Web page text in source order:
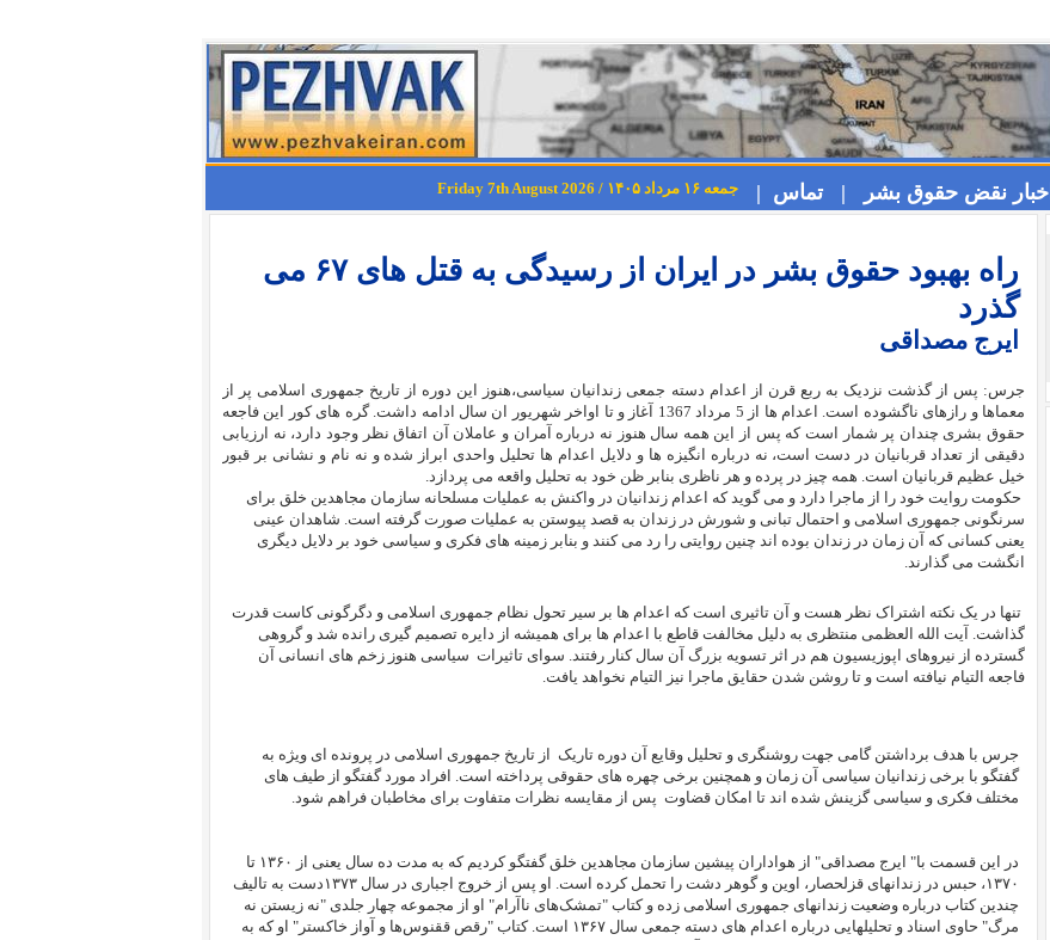
اخبار نقض حقوق بشر | تماس | جمعه ۱۶ مرداد ۱۴۰۵ / Friday 7th August 2026
راه بهبود حقوق بشر در ایران از رسیدگی به قتل های ۶٧ می
گذرد
ایرج مصداقی
جرس: پس از گذشت نزدیک به ربع قرن از اعدام دسته جمعی زندانیان سیاسی،هنوز این دوره از تاریخ جمهوری اسلامی پر از
معماها و رازهای ناگشوده است. اعدام ها از 5 مرداد 1367 آغاز و تا اواخر شهریور ان سال ادامه داشت. گره های کور این فاجعه
حقوق بشری چندان پر شمار است که پس از این همه سال هنوز نه درباره آمران و عاملان آن اتفاق نظر وجود دارد، نه ارزیابی
دقیقی از تعداد قربانیان در دست است، نه درباره انگیزه ها و دلایل اعدام ها تحلیل واحدی ابراز شده و نه نام و نشانی بر قبور
خیل عظیم قربانیان است. همه چیز در پرده و هر ناظری بنابر ظن خود به تحلیل واقعه می پردازد.
حکومت روایت خود را از ماجرا دارد و می گوید که اعدام زندانیان در واکنش به عملیات مسلحانه سازمان مجاهدین خلق برای
سرنگونی جمهوری اسلامی و احتمال تبانی و شورش در زندان به قصد پیوستن به عملیات صورت گرفته است. شاهدان عینی
یعنی کسانی که آن زمان در زندان بوده اند چنین روایتی را رد می کنند و بنابر زمینه های فکری و سیاسی خود بر دلایل دیگری
انگشت می گذارند.
تنها در یک نکته اشتراک نظر هست و آن تاثیری است که اعدام ها بر سیر تحول نظام جمهوری اسلامی و دگرگونی کاست قدرت
گذاشت. آیت الله العظمی منتظری به دلیل مخالفت قاطع با اعدام ها برای همیشه از دایره تصمیم گیری رانده شد و گروهی
گسترده از نیروهای اپوزیسیون هم در اثر تسویه بزرگ آن سال کنار رفتند. سوای تاثیرات سیاسی هنوز زخم های انسانی آن
فاجعه التیام نیافته است و تا روشن شدن حقایق ماجرا نیز التیام نخواهد یافت.
جرس با هدف برداشتن گامی جهت روشنگری و تحلیل وقایع آن دوره تاریک از تاریخ جمهوری اسلامی در پرونده ای ویژه به
گفتگو با برخی زندانیان سیاسی آن زمان و همچنین برخی چهره های حقوقی پرداخته است. افراد مورد گفتگو از طیف های
مختلف فکری و سیاسی گزینش شده اند تا امکان قضاوت پس از مقایسه نظرات متفاوت برای مخاطبان فراهم شود.
در این قسمت با" ایرج مصداقی" از هواداران پیشین سازمان مجاهدین خلق گفتگو کردیم که به مدت ده سال یعنی از ۱۳۶۰ تا
۱۳۷۰، حبس در زندانهای قزلحصار، اوین و گوهر دشت را تحمل کرده است. او پس از خروج اجباری در سال ۱۳۷۳دست به تالیف
چندین کتاب درباره وضعیت زندانهای جمهوری اسلامی زده و کتاب "تمشک‌های ناآرام" او از مجموعه چهار جلدی "نه زیستن نه
مرگ" حاوی اسناد و تحلیلهایی درباره اعدام های دسته جمعی سال ۱۳۶۷ است. کتاب "رقص ققنوس‌ها و آواز خاکستر" او که به